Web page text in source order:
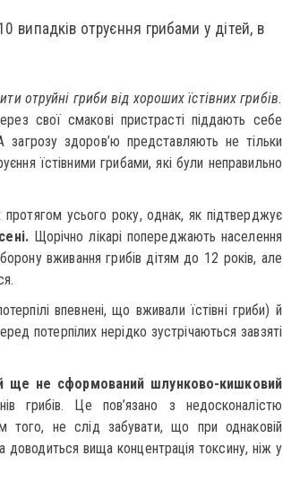
випадків отруєння грибами у дітей, в
отруйні гриби від хороших їстівних грибів.
свої смакові пристрасті піддають себе
загрозу здоров’ю представляють не тільки
їстівними грибами, які були неправильно
усього року, однак, як підтверджує
Щорічно лікарі попереджають населення
вживання грибів дітям до 12 років, але
впевнені, що вживали їстівні гриби) й
потерпілих нерідко зустрічаються завзяті
ще не сформований шлунково-кишковий
грибів. Це пов’язано з недосконалістю
того, не слід забувати, що при однаковій
доводиться вища концентрація токсину, ніж у